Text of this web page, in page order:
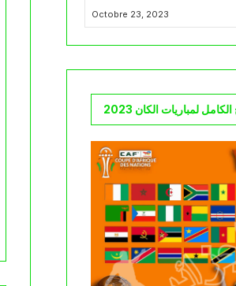
Octobre 23, 2023
لمباريات الكان 2023